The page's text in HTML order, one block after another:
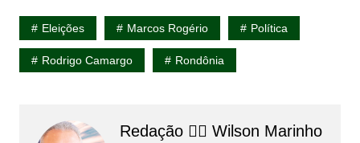
Eleições Marcos Rogério Política
Rodrigo Camargo Rondônia
Redação 👨‍⚖️​ Wilson Marinho